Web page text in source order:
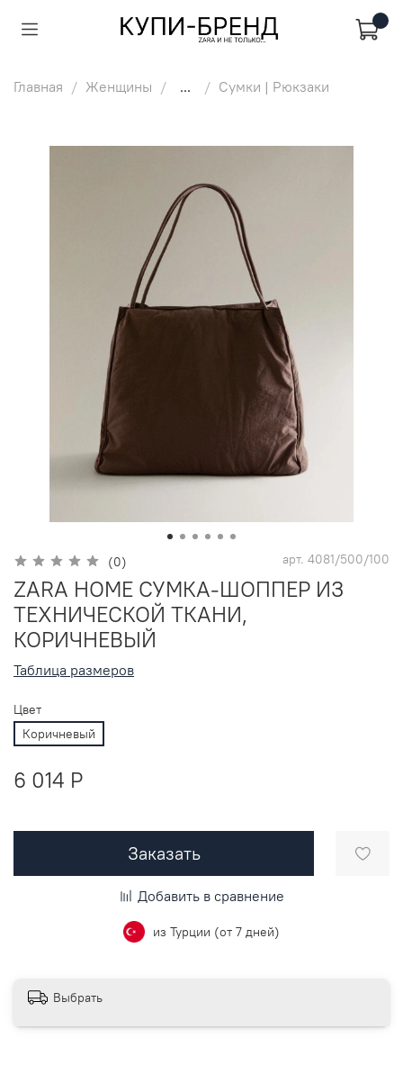
Главная Женщины ... Сумки | Рюкзаки
(0) арт. 4081/500/100
ZARA HOME СУМКА-ШОППЕР ИЗ
ТЕХНИЧЕСКОЙ ТКАНИ,
КОРИЧНЕВЫЙ
Таблица размеров
Цвет
Коричневый
6 014 P
Заказать
Добавить в сравнение
из Турции (от 7 дней)
Выбрать